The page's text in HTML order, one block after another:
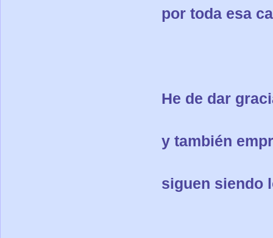
por toda esa
He de dar
y también
siguen siendo